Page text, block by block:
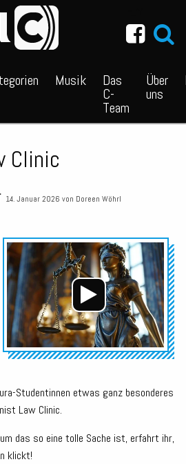
Musik Das
C-
Team
Über
uns
Clinic
14. Januar 2026 von Doreen Wöhrl
Studentinnen etwas ganz besonderes
Law Clinic.
das so eine tolle Sache ist, erfahrt ihr,
klickt!